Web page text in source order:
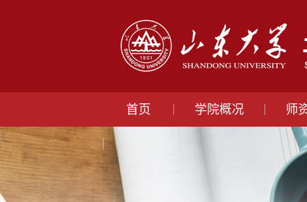
首页 学院概况 师